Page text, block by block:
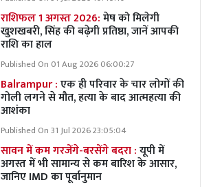
राशिफल 1 अगस्त 2026:मेष को मिलेगी
खुशखबरी, सिंह की बढ़ेगी प्रतिष्ठा, जानें आपकी
राशि का हाल
Published On 01 Aug 2026 06:00:27
Balrampur :एक ही परिवार के चार लोगों की
गोली लगने से मौत, हत्या के बाद आत्महत्या की
आशंका
Published On 31 Jul 2026 23:05:04
सावन में कम गरजेंगे-बरसेंगे बदरा :यूपी में
अगस्त में भी सामान्य से कम बारिश के आसार,
जानिए IMD का पूर्वानुमान